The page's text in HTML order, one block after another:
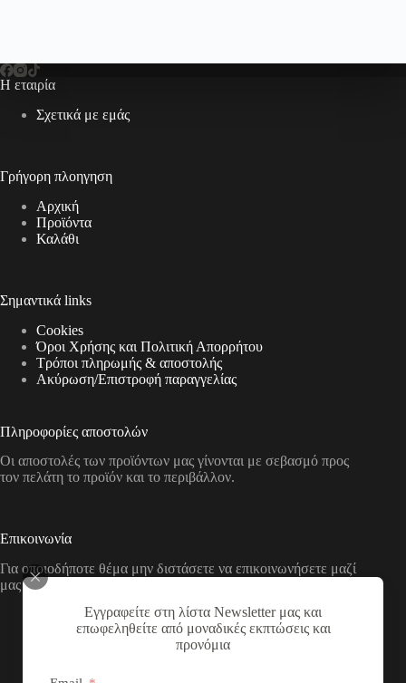
Εγγραφείτε στη λίστα Newsletter μας και
επωφεληθείτε από μοναδικές εκπτώσεις και
προνόμια
Η εταιρία
Σχετικά με εμάς
Γρήγορη πλοηγηση
Αρχική
Προϊόντα
Καλάθι
Σημαντικά links
Cookies
Όροι Χρήσης και Πολιτική Απορρήτου
Τρόποι πληρωμής & αποστολής
Aκύρωση/Επιστροφή παραγγελίας
Πληροφορίες αποστολών
Οι αποστολές των προϊόντων μας γίνονται με σεβασμό προς
τον πελάτη το προϊόν και το περιβάλλον.
Επικοινωνία
Για οποιοδήποτε θέμα μην διστάσετε να επικοινωνήσετε μαζί
μας με τους παρακάτω τρόπους
Διεύθυνση:
Νικολάου Χάσου 19, ΤΚ 53100, Φλώρινα,
Τηλέφωνο: